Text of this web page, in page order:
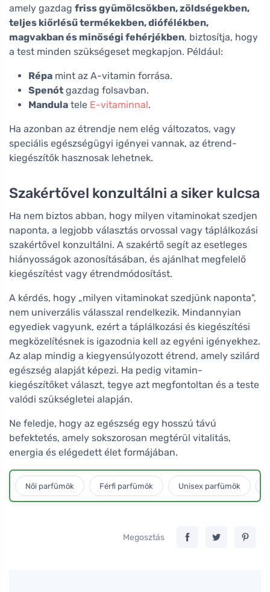
amely gazdag friss gyümölcsökben, zöldségekben,
teljes kiőrlésű termékekben, diófélékben,
magvakban és minőségi fehérjékben, biztosítja, hogy
a test minden szükségeset megkapjon. Például:
Répa mint az A-vitamin forrása.
Spenót gazdag folsavban.
Mandula tele E-vitaminnal.
Ha azonban az étrendje nem elég változatos, vagy
speciális egészségügyi igényei vannak, az étrend-
kiegészítők hasznosak lehetnek.
Szakértővel konzultálni a siker kulcsa
Ha nem biztos abban, hogy milyen vitaminokat szedjen
naponta, a legjobb választás orvossal vagy táplálkozási
szakértővel konzultálni. A szakértő segít az esetleges
hiányosságok azonosításában, és ajánlhat megfelelő
kiegészítést vagy étrendmódosítást.
A kérdés, hogy „milyen vitaminokat szedjünk naponta",
nem univerzális válasszal rendelkezik. Mindannyian
egyediek vagyunk, ezért a táplálkozási és kiegészítési
megközelítésnek is igazodnia kell az egyéni igényekhez.
Az alap mindig a kiegyensúlyozott étrend, amely szilárd
egészség alapját képezi. Ha pedig vitamin-
kiegészítőket választ, tegye azt megfontoltan és a teste
valódi szükségletei alapján.
Ne feledje, hogy az egészség egy hosszú távú
befektetés, amely sokszorosan megtérül vitalitás,
energia és elégedett élet formájában.
Női parfümök Férfi parfümök Unisex parfümök
Megosztás